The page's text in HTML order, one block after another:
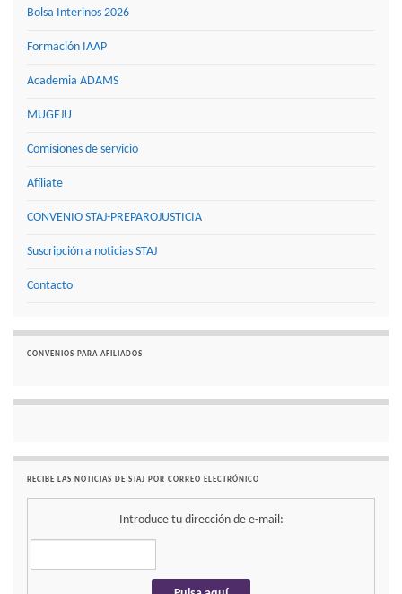
Bolsa Interinos 2026
Formación IAAP
Academia ADAMS
MUGEJU
Comisiones de servicio
Afíliate
CONVENIO STAJ-PREPAROJUSTICIA
Suscripción a noticias STAJ
Contacto
CONVENIOS PARA AFILIADOS
RECIBE LAS NOTICIAS DE STAJ POR CORREO ELECTRÓNICO
Introduce tu dirección de e-mail: